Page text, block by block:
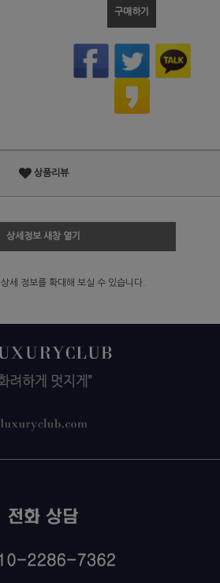
구매하기
상품리뷰
상세정보 새창 열기
상세 정보를 확대해 보실 수 있습니다.